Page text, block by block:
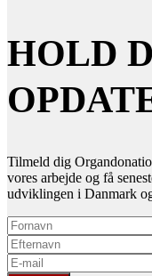
HOLD
Tilmeld dig
vores arbejde og få
udviklingen i Danmark